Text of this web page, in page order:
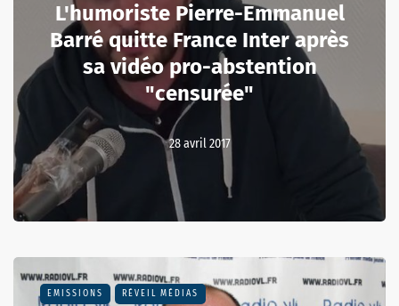
L'humoriste Pierre-Emmanuel
Barré quitte France Inter après
sa vidéo pro-abstention
"censurée"
28 avril 2017
EMISSIONS RÉVEIL MÉDIAS